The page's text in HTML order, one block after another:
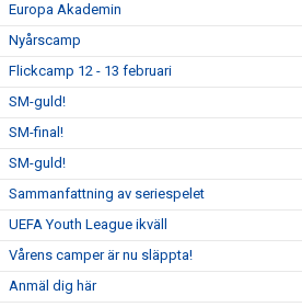
Europa Akademin
Nyårscamp
Flickcamp 12 - 13 februari
SM-guld!
SM-final!
SM-guld!
Sammanfattning av seriespelet
UEFA Youth League ikväll
Vårens camper är nu släppta!
Anmäl dig här